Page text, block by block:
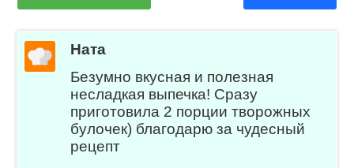
Ната
Безумно вкусная и полезная
несладкая выпечка! Сразу
приготовила 2 порции творожных
булочек) благодарю за чудесный
рецепт